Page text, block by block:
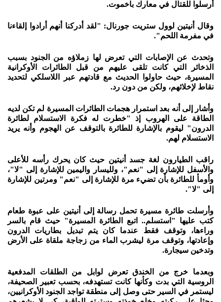
أرسلوا للقتال في معارك باخموت.
وقال أنيتين لوول ستريت جورنال: "لقد أدركنا أنهم أرادوا إلقاءنا
في مفرمة اللحم".
وتحدث عن الإصابات التي تعرض لها زملاؤه من الجنود بسبب
الذخائر التي كانت تلقى عليهم من قبل الطائرات الأوكرانية
المسيرة، حيث حاولوا الحديث مع قادتهم عبر اللاسلكي لتحديد
نقاط لإخلائهم، ولكن من دون رد.
وأشار إلى أنه بعد استمرار هجمات الطائرات المسيرة لم تكن لديه
الطاقة على الهروب إذ "خطرت له فكرة الاستسلام لطائرة
الدرون" ليقوم بالإشارة للطائرة بالتوقف عن الهجوم وأنه يريد
الاستسلام لهم.
راقب الطيارون لغة جسد أنيتين حيث كان يحرك رأسه للأعلى
والأسفل للإشارة إلى "نعم"، ولليسار واليمين للإشارة إلى "لا"،
وأومأ للطائرة بأن تضيء مرة للإشارة إلى "نعم" ومرتين للإشارة
إلى "لا".
وأرسلت طائرة مسيرة تحمل رسالة إلى أنيتين على عبوة طعام
كتب عليها "استسلم.. اتبع الطائرة المسيرة" حيث قام بالسر
وراءها، وتوقف فقط عندما كان يتم تبديل بطاريات الدرون
وإعادتها، وتوقف مرة ليشرب الماء من زجاجة ملقاة على الأرض
وتدخين سيجارة.
وبعدما خرج من الخندق تعرض لوابل من الطلقات المدفعية
الروسية التي بدت وكأنها كانت تستهدفه، بحسب تعبير الصحيفة،
ليستمر في السير حتى وصل إلى منطقة تواجد الجنود الأوكرانيين،